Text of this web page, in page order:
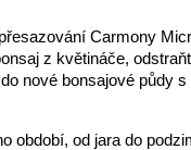
Carmony
z květináče,
nové bonsajové půdy s
období, od jara do